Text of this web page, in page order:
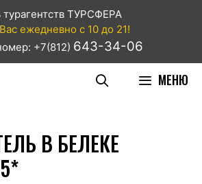
турагентств ТУРСФЕРА
ежедневно с 10 до 21!
+7(812) 643-34-06
МЕНЮ
В БЕЛЕКЕ